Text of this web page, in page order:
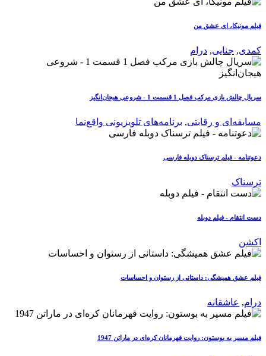
فیلم مونیکا، ای عشق من
کمدی, جنایی, درام
سریال چالش بازی مرکب فصل 1 قسمت 1 - شروعی هیجان‌انگیز
مسابقه‌ای و رقابتی, برنامه‌های تلویزیونی واقع‌نما
دعوتنامه - فیلم ترسناک دوبله فارسی
ترسناک
دست انتقام - فیلم دوبله
اکشن
فیلم عشق همیشگی: داستانی از رستوان و احساسات
درام, عاشقانه
فیلم مسیر به بوستون: روایت قهرمانان کره‌ای در ماراتن 1947